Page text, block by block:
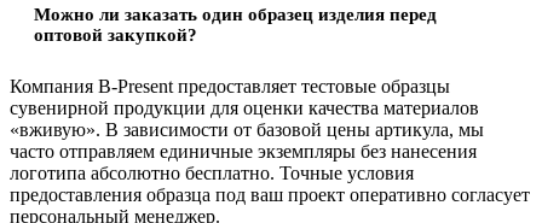
Можно ли заказать один образец изделия перед
оптовой закупкой?
Компания B-Present предоставляет тестовые образцы
сувенирной продукции для оценки качества материалов
«вживую». В зависимости от базовой цены артикула, мы
часто отправляем единичные экземпляры без нанесения
логотипа абсолютно бесплатно. Точные условия
предоставления образца под ваш проект оперативно согласует
персональный менеджер.